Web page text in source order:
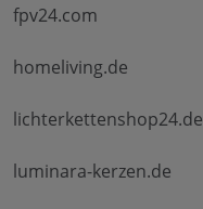
fpv24.com
homeliving.de
lichterkettenshop24.de
luminara-kerzen.de